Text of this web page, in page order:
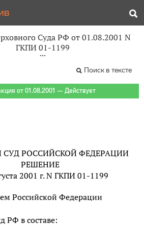
Суда РФ от 01.08.2001 N
ГКПИ 01-1199
Поиск в тексте
от 01.08.2001 — Действует
СУД РОССИЙСКОЙ ФЕДЕРАЦИИ
РЕШЕНИЕ
2001 г. N ГКПИ 01-1199
Российской Федерации
РФ в составе: